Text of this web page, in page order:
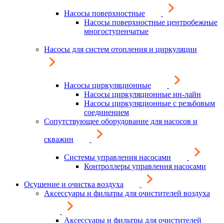
Насосы поверхностные
Насосы поверхностные центробежные
многоступенчатые
Насосы для систем отопления и циркуляции
Насосы циркуляционные
Насосы циркуляционные ин-лайн
Насосы циркуляционные с резьбовым
соединением
Сопутствующее оборудование для насосов и
скважин
Системы управления насосами
Контроллеры управления насосами
Осушение и очистка воздуха
Аксессуары и фильтры для очистителей воздуха
Аксессуары и фильтры для очистителей